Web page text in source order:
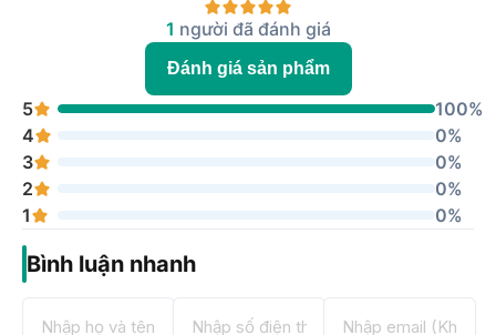
1 người đã đánh giá
Đánh giá sản phẩm
5
100%
4
0%
3
0%
2
0%
1
0%
Bình luận nhanh